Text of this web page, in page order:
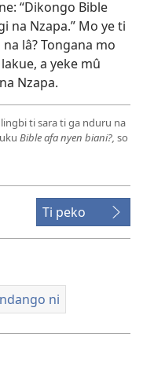
“Dikongo Bible
na Nzapa.” Mo ye ti
lâ? Tongana mo
a yeke mû
Nzapa.
ti sara ti ga nduru na
Bible afa nyen biani?, so
Ti peko
ni